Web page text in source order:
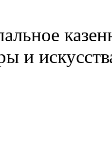
и